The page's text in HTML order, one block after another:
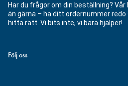
Har du frågor om din beställning?
än gärna – ha ditt ordernummer
hitta rätt. Vi bits inte, vi bara hjälper!
Följ oss